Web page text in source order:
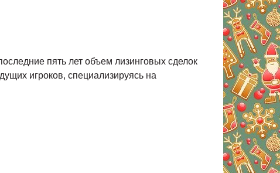
пять лет объем лизинговых сделок
игроков, специализируясь на